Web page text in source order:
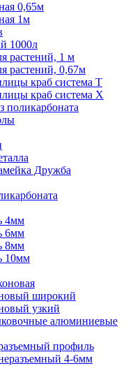
0,65м
1м
1000л
растений, 1 м
растений, 0,67м
краб система Т
краб система Х
поликарбоната
Дружба
4мм
6мм
8мм
10мм
широкий
узкий
алюминиевые
профиль
4-6мм